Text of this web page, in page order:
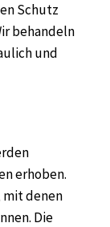
Schutz
behandeln
und
erhoben.
mit denen
Die